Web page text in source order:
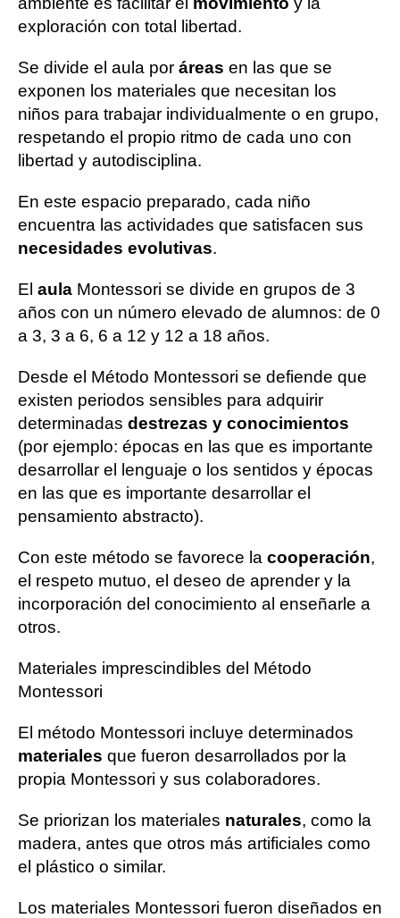
exploración con total libertad.
Se divide el aula por áreas en las que se
exponen los materiales que necesitan los
niños para trabajar individualmente o en grupo,
respetando el propio ritmo de cada uno con
libertad y autodisciplina.
En este espacio preparado, cada niño
encuentra las actividades que satisfacen sus
necesidades evolutivas.
El aula Montessori se divide en grupos de 3
años con un número elevado de alumnos: de 0
a 3, 3 a 6, 6 a 12 y 12 a 18 años.
Desde el Método Montessori se defiende que
existen periodos sensibles para adquirir
determinadas destrezas y conocimientos
(por ejemplo: épocas en las que es importante
desarrollar el lenguaje o los sentidos y épocas
en las que es importante desarrollar el
pensamiento abstracto).
Con este método se favorece la cooperación,
el respeto mutuo, el deseo de aprender y la
incorporación del conocimiento al enseñarle a
otros.
Materiales imprescindibles del Método
Montessori
El método Montessori incluye determinados
materiales que fueron desarrollados por la
propia Montessori y sus colaboradores.
Se priorizan los materiales naturales, como la
madera, antes que otros más artificiales como
el plástico o similar.
Los materiales Montessori fueron diseñados en